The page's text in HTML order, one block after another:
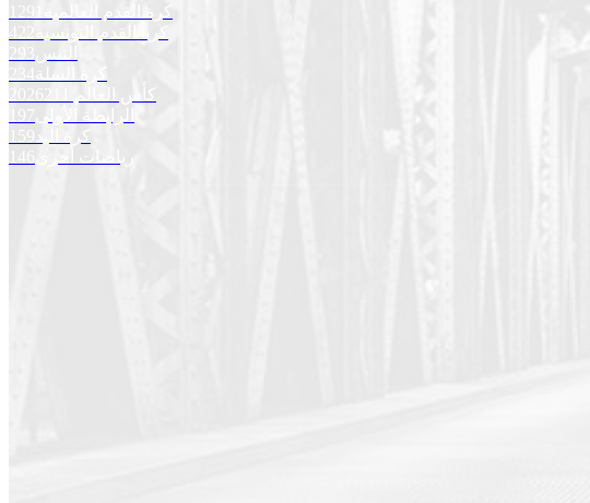
كرة القدم العالمية
1291
كرة القدم التونسية
422
التنس
293
كرة السلة234
كأس العالم 2026
الرابطة الأولى 197
كرة اليد 159
رياضات أخرى 146